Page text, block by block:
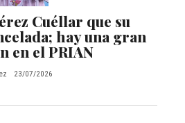
Cuéllar que su
hay una gran
en el PRIAN
23/07/2026